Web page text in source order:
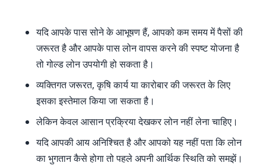
यदि आपके पास सोने के आभूषण हैं, आपको कम समय में पैसों की
जरूरत है और आपके पास लोन वापस करने की स्पष्ट योजना है
तो गोल्ड लोन उपयोगी हो सकता है।
व्यक्तिगत जरूरत, कृषि कार्य या कारोबार की जरूरत के लिए
इसका इस्तेमाल किया जा सकता है।
लेकिन केवल आसान प्रक्रिया देखकर लोन नहीं लेना चाहिए।
यदि आपकी आय अनिश्चित है और आपको यह नहीं पता कि लोन
का भुगतान कैसे होगा तो पहले अपनी आर्थिक स्थिति को समझें।